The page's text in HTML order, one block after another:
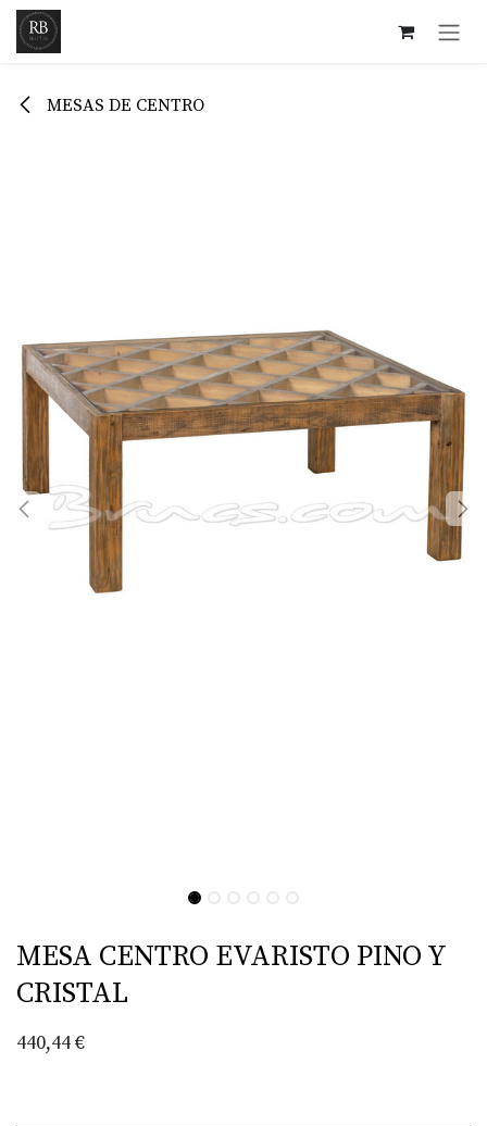
Ir al contenido
MESAS DE CENTRO
MESA CENTRO EVARISTO PINO Y
CRISTAL
440,44€